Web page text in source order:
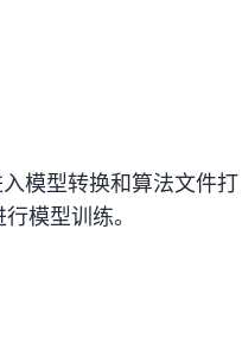
模型转换和算法文件打
模型训练。